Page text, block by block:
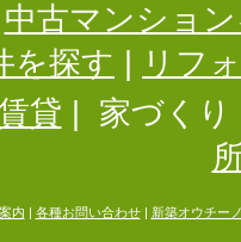
中古マンショ
を探す
リフ
貸
家づくり
内 各種お問い合わせ| 新築オウチー